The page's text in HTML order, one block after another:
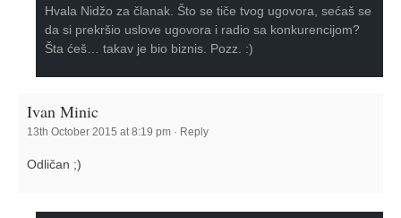
Hvala Nidžo za članak. Što se tiče tvog ugovora, sećaš se
da si prekršio uslove ugovora i radio sa konkurencijom?
Šta ćeš… takav je bio biznis. Pozz. :)
Ivan Minic
13th October 2015 at 8:19 pm · Reply
Odličan ;)